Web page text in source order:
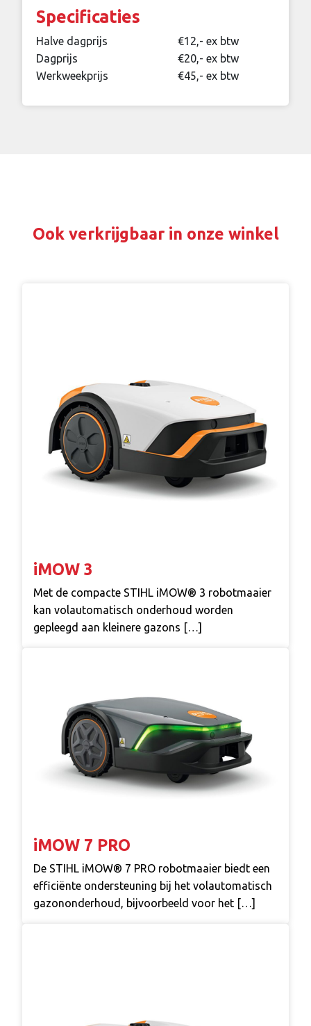
Specificaties
Halve dagprijs
€12,- ex btw
Dagprijs
€20,- ex btw
Werkweekprijs
€45,- ex btw
Ook verkrijgbaar in onze winkel
iMOW 3
Met de compacte STIHL iMOW® 3 robotmaaier
kan volautomatisch onderhoud worden
gepleegd aan kleinere gazons […]
iMOW 7 PRO
De STIHL iMOW® 7 PRO robotmaaier biedt een
efficiënte ondersteuning bij het volautomatisch
gazononderhoud, bijvoorbeeld voor het […]